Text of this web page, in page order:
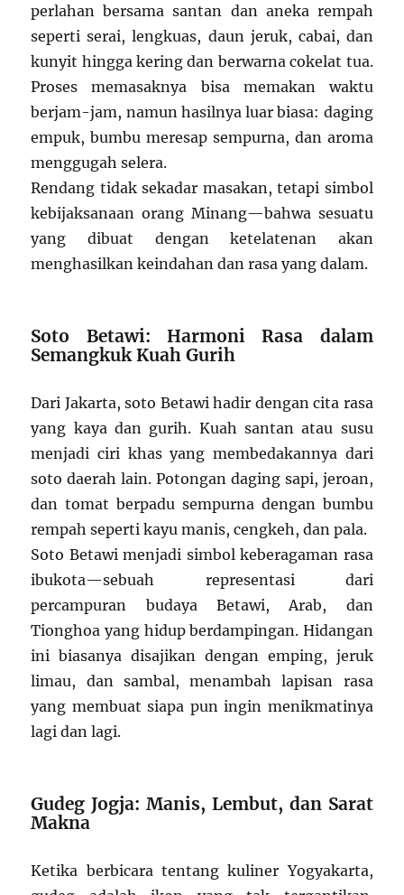
perlahan bersama santan dan aneka rempah
seperti serai, lengkuas, daun jeruk, cabai, dan
kunyit hingga kering dan berwarna cokelat tua.
Proses memasaknya bisa memakan waktu
berjam-jam, namun hasilnya luar biasa: daging
empuk, bumbu meresap sempurna, dan aroma
menggugah selera.
Rendang tidak sekadar masakan, tetapi simbol
kebijaksanaan orang Minang—bahwa sesuatu
yang dibuat dengan ketelatenan akan
menghasilkan keindahan dan rasa yang dalam.
Soto Betawi: Harmoni Rasa dalam
Semangkuk Kuah Gurih
Dari Jakarta, soto Betawi hadir dengan cita rasa
yang kaya dan gurih. Kuah santan atau susu
menjadi ciri khas yang membedakannya dari
soto daerah lain. Potongan daging sapi, jeroan,
dan tomat berpadu sempurna dengan bumbu
rempah seperti kayu manis, cengkeh, dan pala.
Soto Betawi menjadi simbol keberagaman rasa
ibukota—sebuah representasi dari
percampuran budaya Betawi, Arab, dan
Tionghoa yang hidup berdampingan. Hidangan
ini biasanya disajikan dengan emping, jeruk
limau, dan sambal, menambah lapisan rasa
yang membuat siapa pun ingin menikmatinya
lagi dan lagi.
Gudeg Jogja: Manis, Lembut, dan Sarat
Makna
Ketika berbicara tentang kuliner Yogyakarta,